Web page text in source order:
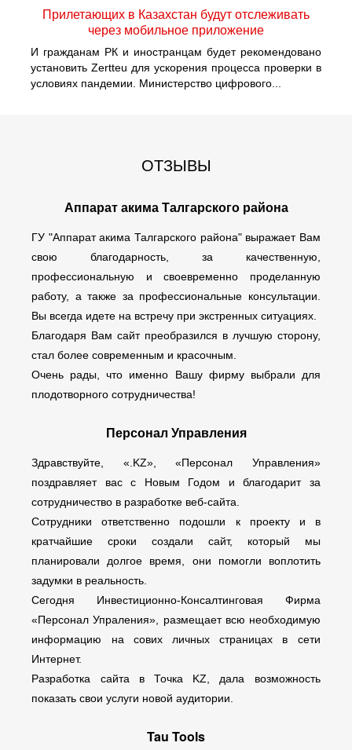
Прилетающих в Казахстан будут отслеживать
через мобильное приложение
И гражданам РК и иностранцам будет рекомендовано
установить Zertteu для ускорения процесса проверки в
условиях пандемии. Министерство цифрового...
ОТЗЫВЫ
Аппарат акима Талгарского района
ГУ "Аппарат акима Талгарского района" выражает Вам
свою благодарность, за качественную,
профессиональную и своевременно проделанную
работу, а также за профессиональные консультации.
Вы всегда идете на встречу при экстренных ситуациях.
Благодаря Вам сайт преобразился в лучшую сторону,
стал более современным и красочным.
Очень рады, что именно Вашу фирму выбрали для
плодотворного сотрудничества!
Персонал Управления
Здравствуйте, «.KZ», «Персонал Управления»
поздравляет вас с Новым Годом и благодарит за
сотрудничество в разработке веб-сайта.
Сотрудники ответственно подошли к проекту и в
кратчайшие сроки создали сайт, который мы
планировали долгое время, они помогли воплотить
задумки в реальность.
Сегодня Инвестиционно-Консалтинговая Фирма
«Персонал Упраления», размещает всю необходимую
информацию на сових личных страницах в сети
Интернет.
Разработка сайта в Точка KZ, дала возможность
показать свои услуги новой аудитории.
Tau Tools